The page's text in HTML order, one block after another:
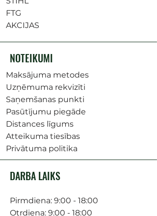
FTG
AKCIJAS
NOTEIKUMI
Maksājuma metodes
Uzņēmuma rekvizīti
Saņemšanas punkti
Pasūtījumu piegāde
Distances līgums
Atteikuma tiesības
Privātuma politika
DARBA LAIKS
Pirmdiena: 9:00 - 18:00
Otrdiena: 9:00 - 18:00